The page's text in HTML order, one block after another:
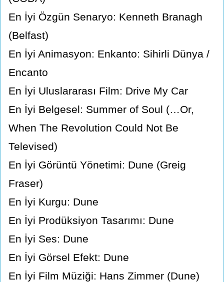
En İyi Özgün Senaryo: Kenneth Branagh
(Belfast)
En İyi Animasyon: Enkanto: Sihirli Dünya /
Encanto
En İyi Uluslararası Film: Drive My Car
En İyi Belgesel: Summer of Soul (…Or,
When The Revolution Could Not Be
Televised)
En İyi Görüntü Yönetimi: Dune (Greig
Fraser)
En İyi Kurgu: Dune
En İyi Prodüksiyon Tasarımı: Dune
En İyi Ses: Dune
En İyi Görsel Efekt: Dune
En İyi Film Müziği: Hans Zimmer (Dune)